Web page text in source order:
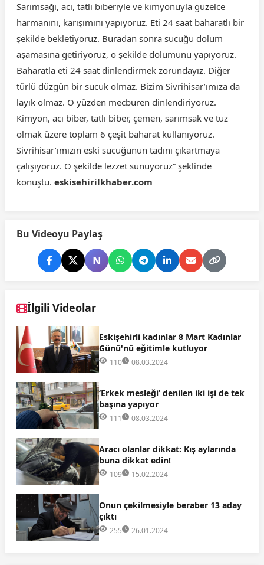
Sarımsağı, acı, tatlı biberiyle ve kimyonuyla güzelce
harmanını, karışımını yapıyoruz. Eti 24 saat baharatlı bir
şekilde bekletiyoruz. Buradan sonra sucuğu dolum
aşamasına getiriyoruz, o şekilde dolumunu yapıyoruz.
Baharatla eti 24 saat dinlendirmek zorundayız. Diğer
türlü düzgün bir sucuk olmaz. Bizim Sivrihisar’ımıza da
layık olmaz. O yüzden mecburen dinlendiriyoruz.
Kimyon, acı biber, tatlı biber, çemen, sarımsak ve tuz
olmak üzere toplam 6 çeşit baharat kullanıyoruz.
Sivrihisar’ımızın eski sucuğunun tadını çıkartmaya
çalışıyoruz. O şekilde lezzet sunuyoruz” şeklinde
konuştu. eskisehirilkhaber.com
Bu Videoyu Paylaş
N
İlgili Videolar
Eskişehirli kadınlar 8 Mart Kadınlar
Günü'nü eğitimle kutluyor
110 08.03.2024
‘Erkek mesleği’ denilen iki işi de tek
başına yapıyor
111 08.03.2024
Aracı olanlar dikkat: Kış aylarında
buna dikkat edin!
109 15.02.2024
Onun çekilmesiyle beraber 13 aday
çıktı
255 26.01.2024